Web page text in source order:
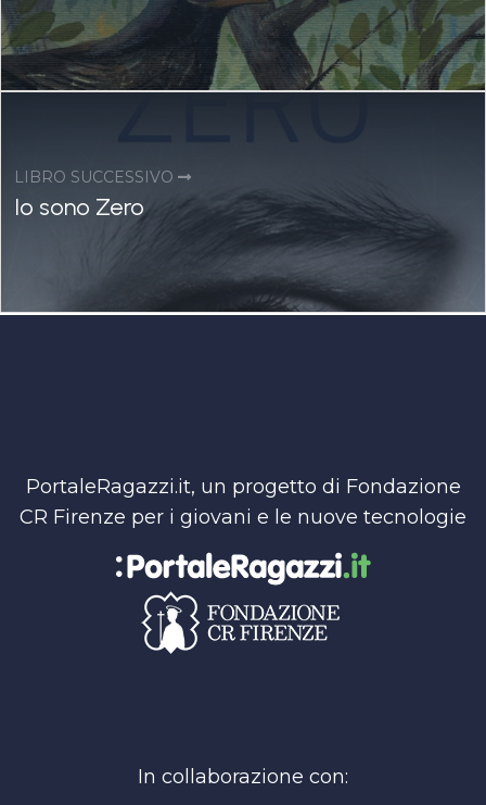
LIBRO SUCCESSIVO
Io sono Zero
PortaleRagazzi.it, un progetto di Fondazione
CR Firenze per i giovani e le nuove tecnologie
In collaborazione con: